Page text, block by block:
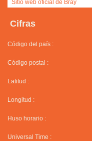
Sitio web oficial de Bray
Cifras
Código del país :
Código postal :
Latitud :
Longitud :
Huso horario :
Universal Time :